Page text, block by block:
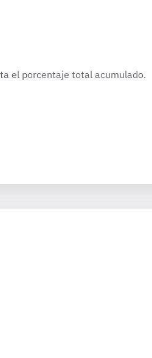
el porcentaje total acumulado.